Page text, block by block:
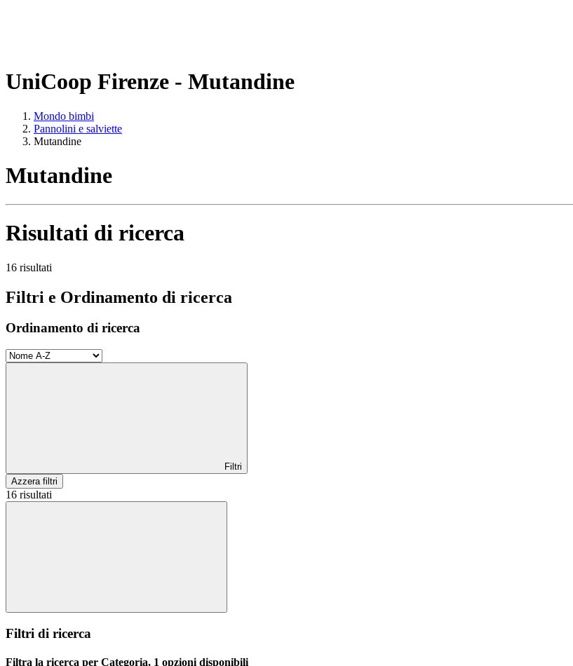
UniCoop Firenze - Mutandine
Mondo bimbi
Pannolini e salviette
Mutandine
Mutandine
Risultati di ricerca
16 risultati
Filtri e Ordinamento di ricerca
Ordinamento di ricerca
Filtri
Azzera filtri
16 risultati
Filtri di ricerca
Filtra la ricerca per Categoria, 1 opzioni disponibili